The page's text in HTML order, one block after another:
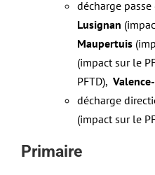
décharge
Lusignan
Maupertuis
(impact sur le
PFTD),
décharge
(impact sur le
Primaire